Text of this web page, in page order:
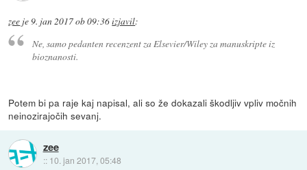
zee je9. jan 2017 ob 09:36izjavil:
Ne, samo pedanten recenzent za Elsevier/Wiley za manuskripte iz
bioznanosti.
Potem bi pa raje kaj napisal, ali so že dokazali škodljiv vpliv močnih
neinozirajočih sevanj.
zee
:: 10. jan 2017, 05:48